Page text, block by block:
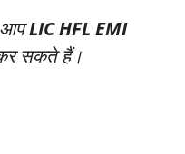
आपLIC HFL EMI
सकते हैं।